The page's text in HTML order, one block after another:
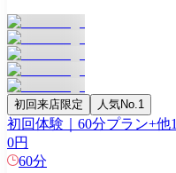
初回来店限定 人気No.1
初回体験｜60分プラン+他1
0円
60分